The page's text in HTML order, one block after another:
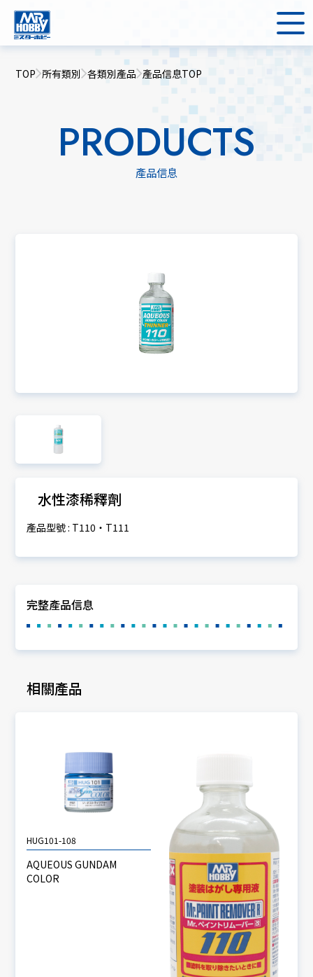
TOP 所有類別 各類別產品 產品信息TOP
PRODUCTS
產品信息
水性漆稀釋劑
產品型號 : T110・T111
完整產品信息
相關產品
HUG101-108
AQUEOUS GUNDAM
COLOR